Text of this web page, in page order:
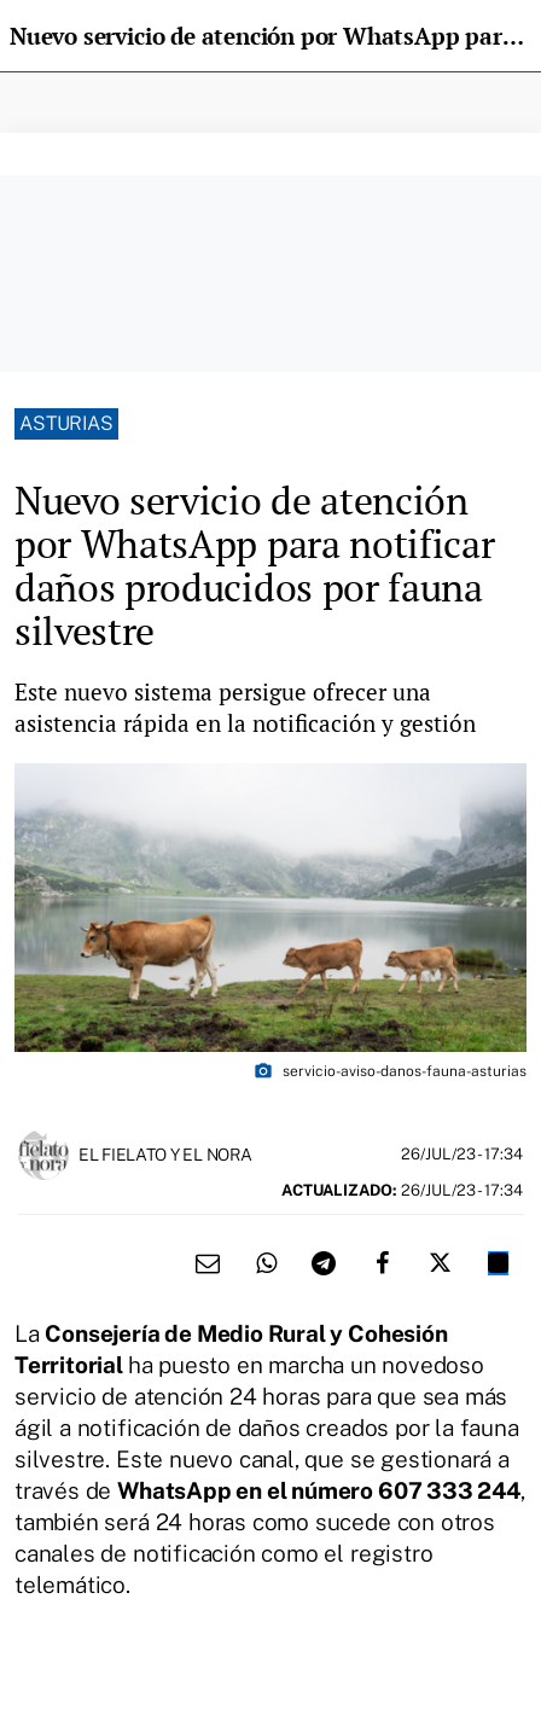
Nuevo servicio de atención por WhatsApp para notificar daños producidos por fauna silvestre
ASTURIAS
Nuevo servicio de atención
por WhatsApp para notificar
daños producidos por fauna
silvestre
Este nuevo sistema persigue ofrecer una
asistencia rápida en la notificación y gestión
photo_camera servicio-aviso-danos-fauna-asturias
EL FIELATO Y EL NORA 26/JUL/23- 17:34
ACTUALIZADO: 26/JUL/23 - 17:34
La Consejería de Medio Rural y Cohesión
Territorial ha puesto en marcha un novedoso
servicio de atención 24 horas para que sea más
ágil a notificación de daños creados por la fauna
silvestre. Este nuevo canal, que se gestionará a
través deWhatsApp en el número 607 333 244,
también será 24 horas como sucede con otros
canales de notificación como el registro
telemático.